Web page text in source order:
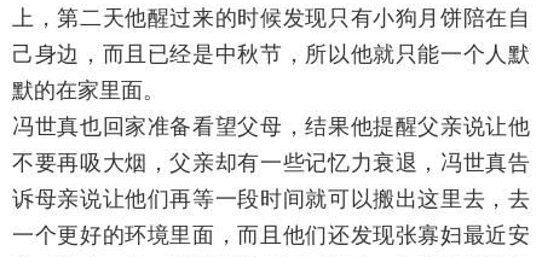
上，第二天他醒过来的时候发现只有小狗月饼陪在自
己身边，而且已经是中秋节，所以他就只能一个人默
默的在家里面。
冯世真也回家准备看望父母，结果他提醒父亲说让他
不要再吸大烟，父亲却有一些记忆力衰退，冯世真告
诉母亲说让他们再等一段时间就可以搬出这里去，去
一个更好的环境里面，而且他们还发现张寡妇最近安